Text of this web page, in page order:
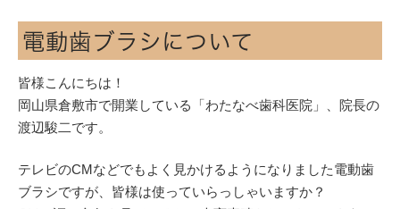
電動歯ブラシについて
皆様こんにちは！
岡山県倉敷市で開業している「わたなべ歯科医院」、院長の
渡辺駿二です。
テレビのCMなどでもよく見かけるようになりました電動歯
ブラシですが、皆様は使っていらっしゃいますか？